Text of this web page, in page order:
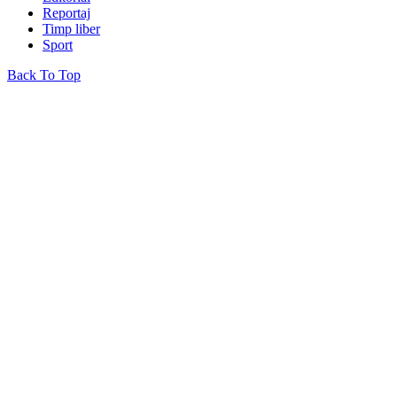
Reportaj
Timp liber
Sport
Back To Top